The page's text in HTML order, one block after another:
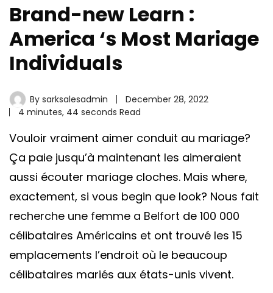
Brand-new Learn :
America ‘s Most Mariage
Individuals
By sarksalesadmin
December 28, 2022
4 minutes, 44 seconds Read
Vouloir vraiment aimer conduit au mariage?
Ça paie jusqu’à maintenant les aimeraient
aussi écouter mariage cloches. Mais where,
exactement, si vous begin que look? Nous fait
recherche une femme a Belfort de 100 000
célibataires Américains et ont trouvé les 15
emplacements l’endroit où le beaucoup
célibataires mariés aux états-unis vivent.